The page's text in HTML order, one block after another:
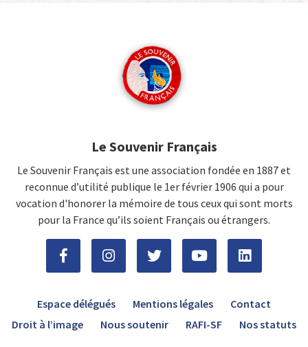
Le Souvenir Français
Le Souvenir Français est une association fondée en 1887 et
reconnue d’utilité publique le 1er février 1906 qui a pour
vocation d'honorer la mémoire de tous ceux qui sont morts
pour la France qu’ils soient Français ou étrangers.
Espace délégués Mentions légales
Contact
Droit à l’image
Nous soutenir RAFI-SF Nos statuts